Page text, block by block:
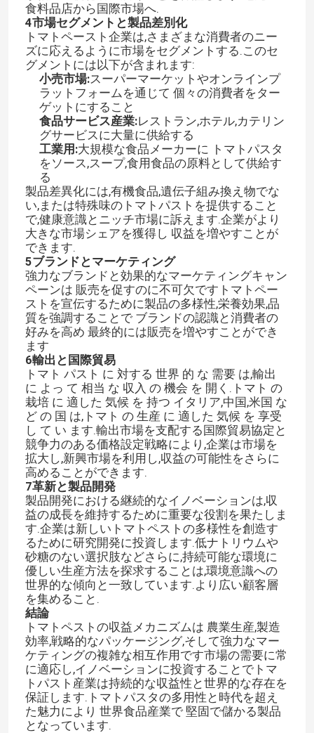
家へ
食料品店から国際市場へ.
4市場セグメントと製品差別化
トマトペースト企業は,さまざまな消費者のニー
ズに応えるように市場をセグメントする.このセ
グメントには以下が含まれます:
小売市場:スーパーマーケットやオンラインプ
ラットフォームを通じて 個々の消費者をター
ゲットにすること
食品サービス産業:レストラン,ホテル,カテリン
グサービスに大量に供給する
工業用:大規模な食品メーカーに トマトパスタ
をソース,スープ,食用食品の原料として供給す
る
製品差異化には,有機食品,遺伝子組み換え物でな
い,または特殊味のトマトパストを提供すること
で,健康意識とニッチ市場に訴えます.企業がより
大きな市場シェアを獲得し 収益を増やすことが
できます.
5ブランドとマーケティング
強力なブランドと効果的なマーケティングキャン
ペーンは 販売を促すのに不可欠ですトマトペー
ストを宣伝するために製品の多様性,栄養効果,品
質を強調することで ブランドの認識と消費者の
好みを高め 最終的には販売を増やすことができ
ます
6輸出と国際貿易
トマト パスト に 対する 世界 的 な 需要 は,輸出
に よっ て 相当 な 収入 の 機会 を 開く.トマト の
栽培 に 適した 気候 を 持つ イタリア,中国,米国 な
ど の 国 は,トマト の 生産 に 適した 気候 を 享受
し て い ます.輸出市場を支配する国際貿易協定と
競争力のある価格設定戦略により,企業は市場を
拡大し,新興市場を利用し,収益の可能性をさらに
高めることができます.
7革新と製品開発
製品開発における継続的なイノベーションは,収
益の成長を維持するために重要な役割を果たしま
す.企業は新しいトマトペストの多様性を創造す
るために研究開発に投資します.低ナトリウムや
砂糖のない選択肢などさらに,持続可能な環境に
優しい生産方法を探求することは,環境意識への
世界的な傾向と一致しています.より広い顧客層
を集めること.
結論
トマトペストの収益メカニズムは 農業生産,製造
効率,戦略的なパッケージング,そして強力なマー
ケティングの複雑な相互作用です市場の需要に常
に適応し,イノベーションに投資することでトマ
トパスト産業は持続的な収益性と世界的な存在を
保証します.トマトパスタの多用性と時代を超え
た魅力により 世界食品産業で 堅固で儲かる製品
となっています.